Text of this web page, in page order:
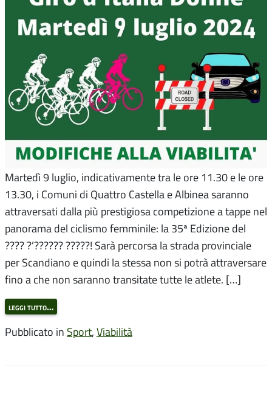
Martedì 9 luglio, indicativamente tra le ore 11.30 e le ore
13.30, i Comuni di Quattro Castella e Albinea saranno
attraversati dalla più prestigiosa competizione a tappe nel
panorama del ciclismo femminile: la 35ª Edizione del
???? ?’?????? ?????! Sarà percorsa la strada provinciale
per Scandiano e quindi la stessa non si potrà attraversare
fino a che non saranno transitate tutte le atlete. […]
leggi tutto…
Pubblicato in Sport, Viabilità